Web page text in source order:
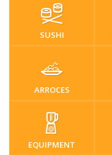
SUSHI
ARROCES
EQUIPMENT